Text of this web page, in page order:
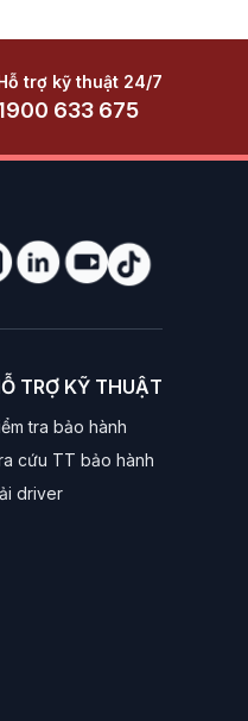
trợ kỹ thuật 24/7
633 675
TRỢ KỸ THUẬT
tra bảo hành
cứu TT bảo hành
driver